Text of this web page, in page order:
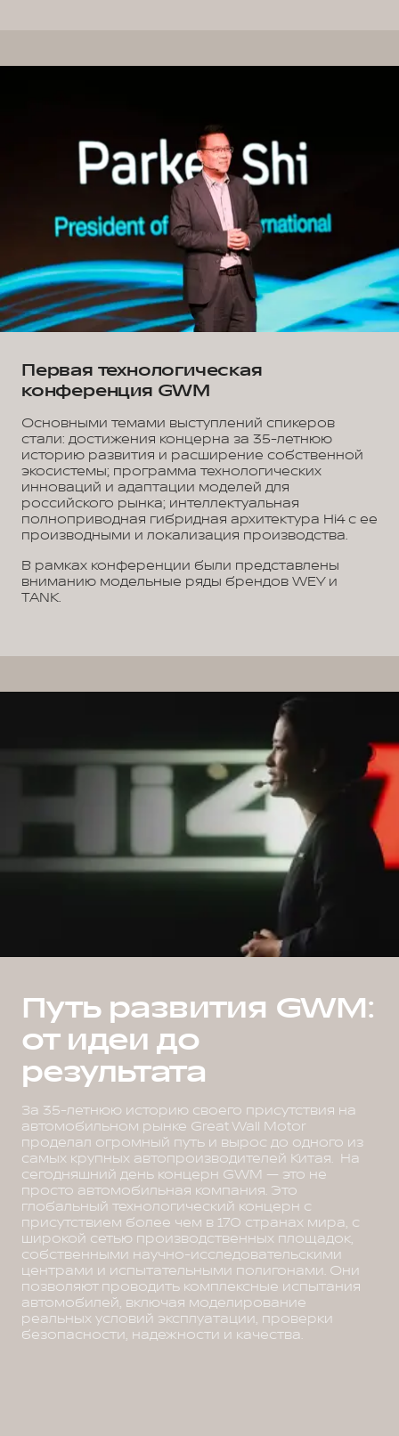
Первая технологическая
конференция GWM
Основными темами выступлений спикеров
стали: достижения концерна за 35-летнюю
историю развития и расширение собственной
экосистемы; программа технологических
инноваций и адаптации моделей для
российского рынка; интеллектуальная
полноприводная гибридная архитектура Hi4 с ее
производными и локализация производства.
В рамках конференции были представлены
вниманию модельные ряды брендов WEY и
TANK.
Путь развития GWM:
от идеи до
результата
За 35-летнюю историю своего присутствия на
автомобильном рынке Great Wall Motor
проделал огромный путь и вырос до одного из
самых крупных автопроизводителей Китая. На
сегодняшний день концерн GWM — это не
просто автомобильная компания. Это
глобальный технологический концерн с
присутствием более чем в 170 странах мира, с
широкой сетью производственных площадок,
собственными научно-исследовательскими
центрами и испытательными полигонами. Они
позволяют проводить комплексные испытания
автомобилей, включая моделирование
реальных условий эксплуатации, проверки
безопасности, надежности и качества.